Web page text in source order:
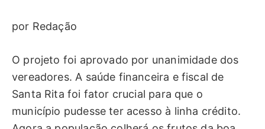
por Redação
O projeto foi aprovado por unanimidade dos
vereadores. A saúde financeira e fiscal de
Santa Rita foi fator crucial para que o
município pudesse ter acesso à linha crédito.